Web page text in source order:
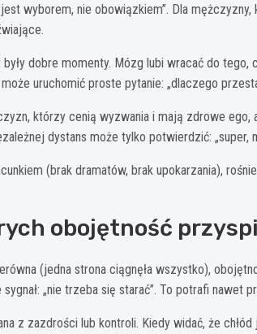
wyborem, nie obowiązkiem”. Dla
dobre momenty. Mózg lubi wracać do tego,
uruchomić proste pytanie: „dlaczego
którzy cenią wyzwania i mają zdrowe
dystans może tylko potwierdzić: „super,
(brak dramatów, brak upokarzania),
obojętność
(jedna strona ciągnęła wszystko),
„nie trzeba się starać”. To potrafi nawet
z zazdrości lub kontroli. Kiedy widać, że